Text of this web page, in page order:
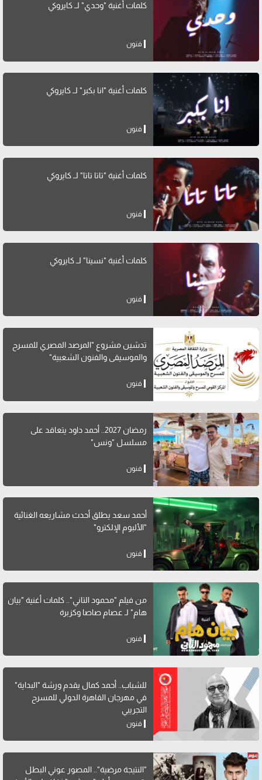
كلمات أغنية "وحدي" لــ كايروكي
فنون
كلمات أغنية "انا بكبر" لــ كايروكي
فنون
كلمات أغنية "تاتا تاتا" لــ كايروكي
فنون
كلمات أغنية "نسينا" لــ كايروكي
فنون
تدشين مشروع "المرصد المصري للمسرح
والموسيقى والفنون الشعبية"
فنون
رمضان 2027.. أحمد داود يتعاقد على
مسلسل "ونس"
فنون
أحمد سعد يطلق أحدث مشاريعه الغنائية
"الألبوم الإلكترو"
فنون
من فيلم "محمود التاني".. كلمات أغنية "بيان
هام" لـ عصام صاصا وكزبرة
فنون
للشباب.. أحمد كمال يقدم ورشة "البداية"
في مهرجان القاهرة الدولي للمسرح
التجريبي
فنون
"النتيجة مرضية".. المصور عوني البطل